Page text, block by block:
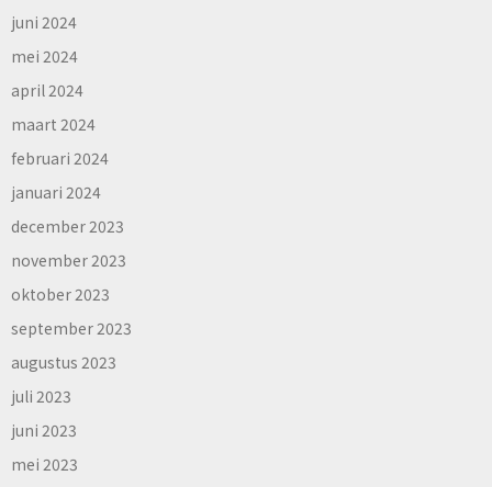
juni 2024
mei 2024
april 2024
maart 2024
februari 2024
januari 2024
december 2023
november 2023
oktober 2023
september 2023
augustus 2023
juli 2023
juni 2023
mei 2023